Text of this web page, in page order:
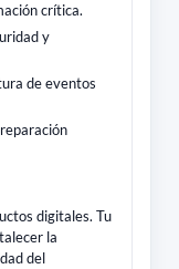
crítica.
y
de eventos
digitales. Tu
la
del